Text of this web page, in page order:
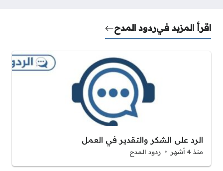
اقرأ المزيد فيردود المدح
الرد على الشكر والتقدير في العمل
منذ 4 أشهر ردود المدح